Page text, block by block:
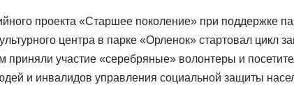
проекта «Старшее поколение» при поддержке
центра в парке «Орленок» стартовал цикл
приняли участие «серебряные» волонтеры и
и инвалидов управления социальной защиты